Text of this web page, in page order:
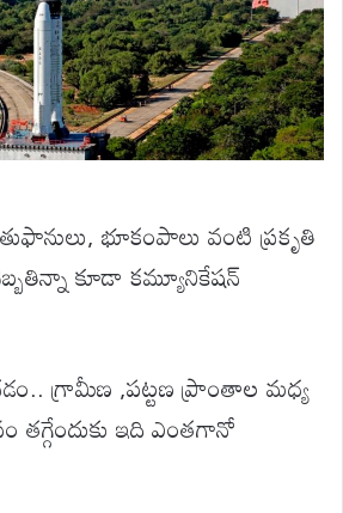
తుఫానులు, భూకంపాలు వంటి ప్రకృతి
కూడా కమ్యూనికేషన్
గ్రామీణ ,పట్టణ ప్రాంతాల మధ్య
తగ్గేందుకు ఇది ఎంతగానో